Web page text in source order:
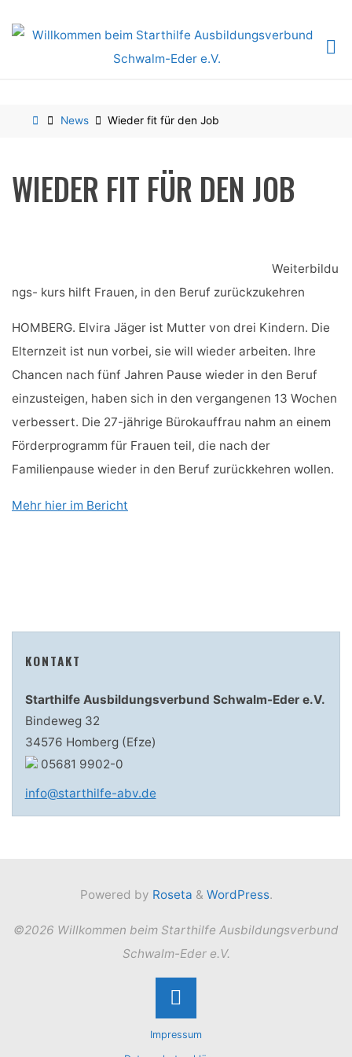
HomeNews Wieder fit für den Job
WIEDER FIT FÜR DEN JOB
Weiterbildu
ngs- kurs hilft Frauen, in den Beruf zurückzukehren
HOMBERG. Elvira Jäger ist Mutter von drei Kindern. Die
Elternzeit ist nun vorbei, sie will wieder arbeiten. Ihre
Chancen nach fünf Jahren Pause wieder in den Beruf
einzusteigen, haben sich in den vergangenen 13 Wochen
verbessert. Die 27-jährige Bürokauffrau nahm an einem
Förderprogramm für Frauen teil, die nach der
Familienpause wieder in den Beruf zurückkehren wollen.
Mehr hier im Bericht
KONTAKT
Starthilfe Ausbildungsverbund Schwalm-Eder e.V.
Bindeweg 32
34576 Homberg (Efze)
05681 9902-0
info@starthilfe-abv.de
Powered by Roseta & WordPress.
©2026 Willkommen beim Starthilfe Ausbildungsverbund
Schwalm-Eder e.V.
Impressum
Back